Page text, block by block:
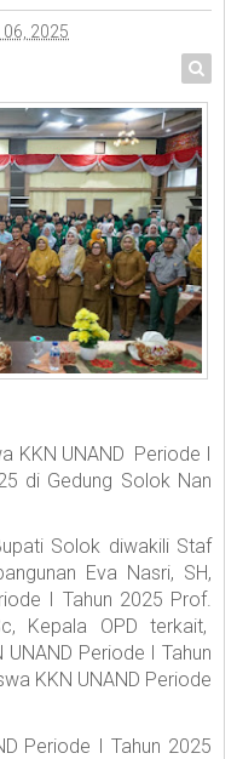
2025
KKN UNAND Periode I
di Gedung Solok Nan
Solok diwakili Staf
Eva Nasri, SH,
I Tahun 2025 Prof.
Kepala OPD terkait,
Periode I Tahun
KKN UNAND Periode
Periode I Tahun 2025